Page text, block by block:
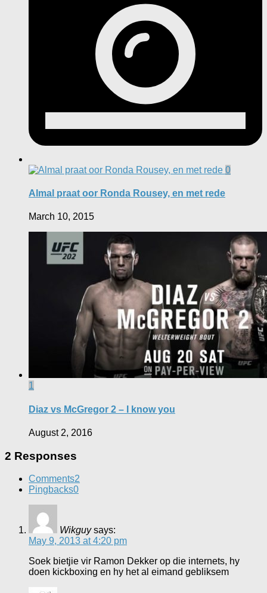
0
Almal praat oor Ronda Rousey, en met rede
March 10, 2015
1
Diaz vs McGregor 2 – I know you
August 2, 2016
2 Responses
Comments2
Pingbacks0
Wikguy says:
May 9, 2013 at 4:20 pm
Soek bietjie vir Ramon Dekker op die internets, hy
doen kickboxing en hy het al eimand gebliksem